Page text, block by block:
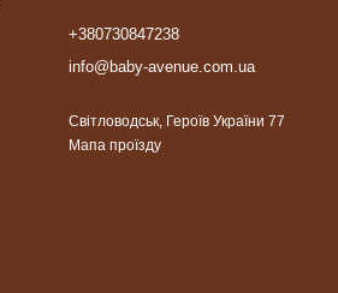
+380730847238
info@baby-avenue.com.ua
Світловодськ, Героїв України 77
Мапа проїзду